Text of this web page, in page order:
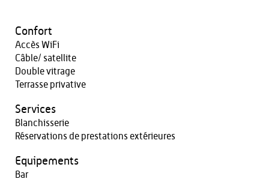
Confort
Accès WiFi
Câble/ satellite
Double vitrage
Terrasse privative
Services
Blanchisserie
Réservations de prestations extérieures
Equipements
Bar